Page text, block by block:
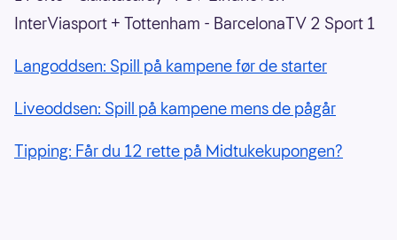
InterViasport + Tottenham - BarcelonaTV 2 Sport 1
Langoddsen: Spill på kampene før de starter
Liveoddsen: Spill på kampene mens de pågår
Tipping: Får du 12 rette på Midtukekupongen?